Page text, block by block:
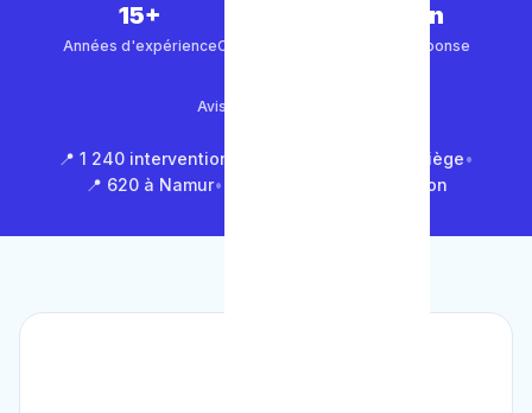
15+
Années d'expérienceClients satisfaits
30 min
Temps de réponse
Avis Google (500+)
📍 1 240 interventions à Bruxelles 📍 850 à Liège•
📍 620 à Namur• 📍 1 430 en Brabant Wallon